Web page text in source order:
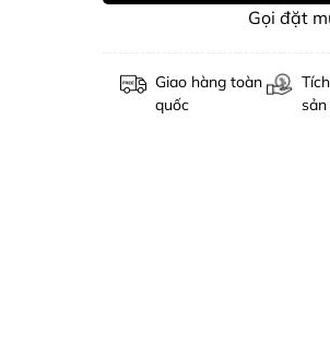
Gọi đặt
Giao hàng toàn
quốc